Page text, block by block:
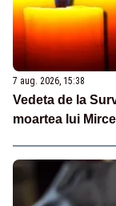
7 aug. 2026, 15:38
Vedeta de la
moartea lui